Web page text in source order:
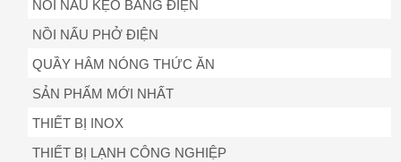
NỒI NẤU KẸO BẰNG ĐIỆN
NỒI NẤU PHỞ ĐIỆN
QUẦY HÂM NÓNG THỨC ĂN
SẢN PHẨM MỚI NHẤT
THIẾT BỊ INOX
THIẾT BỊ LẠNH CÔNG NGHIỆP